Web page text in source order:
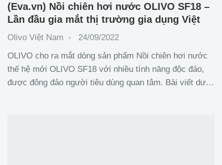
(Eva.vn) Nồi chiên hơi nước OLIVO SF18 –
Lần đầu gia mắt thị trường gia dụng Việt
Olivo Việt Nam
24/09/2022
OLIVO cho ra mắt dòng sản phẩm Nồi chiên hơi nước
thế hệ mới OLIVO SF18 với nhiều tính năng độc đáo,
được đông đảo người tiêu dùng quan tâm. Bài viết dưới